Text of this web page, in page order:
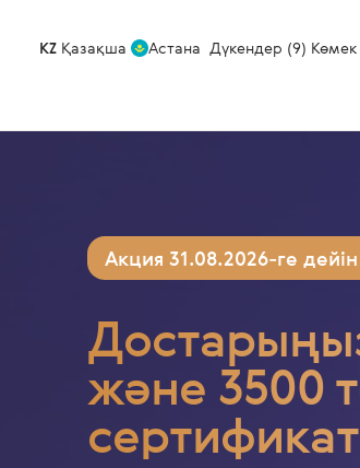
KZ Қазақша Астана Дүкендер (9) Көмек
Акция 31.08.2026-ге
және 3500